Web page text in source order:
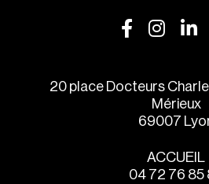
20 place Docteurs
Mérieux
69007
ACCUEIL
04 72 76 85